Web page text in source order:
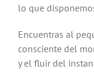
lo que
Encuentras al
consciente del
y el fluir del